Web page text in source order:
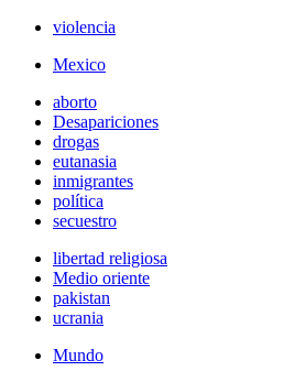
violencia
Mexico
aborto
Desapariciones
drogas
eutanasia
inmigrantes
política
secuestro
libertad religiosa
Medio oriente
pakistan
ucrania
Mundo